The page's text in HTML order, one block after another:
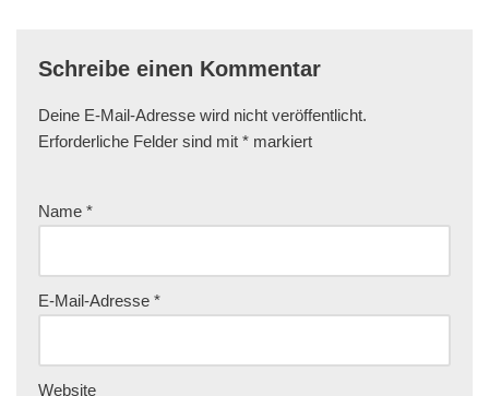
Schreibe einen Kommentar
Deine E-Mail-Adresse wird nicht veröffentlicht.
Erforderliche Felder sind mit * markiert
Name *
E-Mail-Adresse *
Website